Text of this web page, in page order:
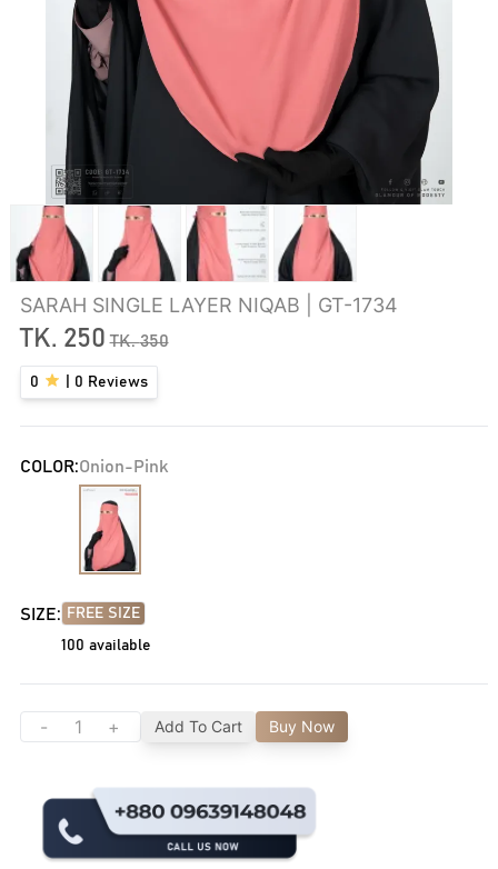
SARAH SINGLE LAYER NIQAB | GT-1734
TK. 250 TK.350
0 0 Reviews
COLOR:Onion-Pink
SIZE: FREE SIZE
100 available
- + Add To Cart Buy Now